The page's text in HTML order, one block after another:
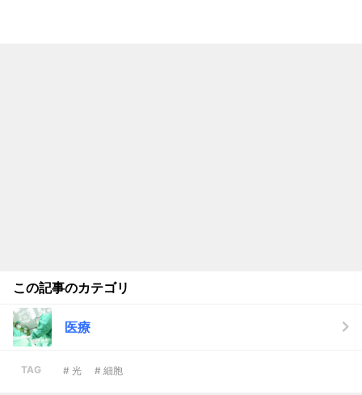
この記事のカテゴリ
医療
TAG # 光 # 細胞